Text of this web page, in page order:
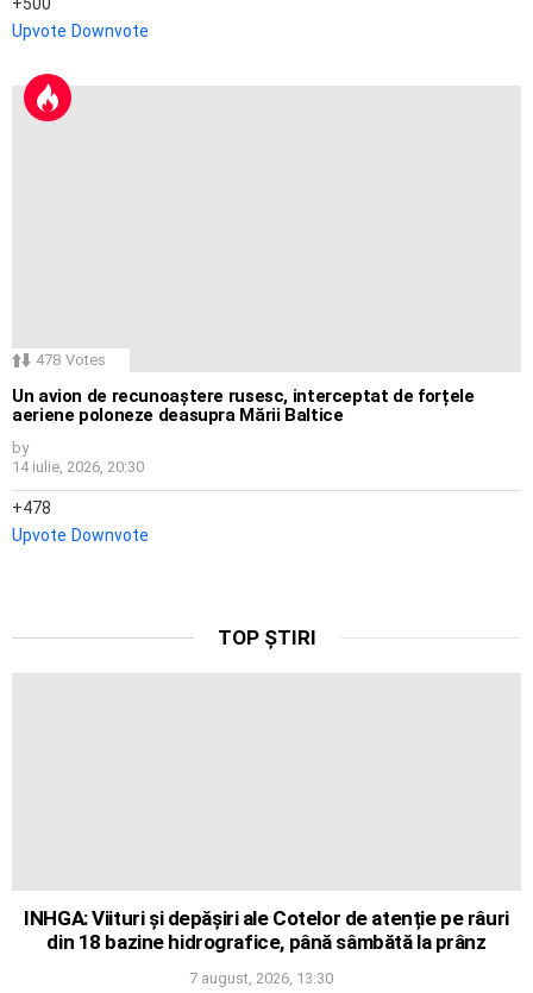
Upvote Downvote
478 Votes
Un avion de recunoaștere rusesc, interceptat de forțele
aeriene poloneze deasupra Mării Baltice
by
14 iulie, 2026, 20:30
478
Upvote Downvote
TOP ȘTIRI
INHGA: Viituri și depășiri ale Cotelor de atenție pe râuri
din 18 bazine hidrografice, până sâmbătă la prânz
7 august, 2026, 13:30